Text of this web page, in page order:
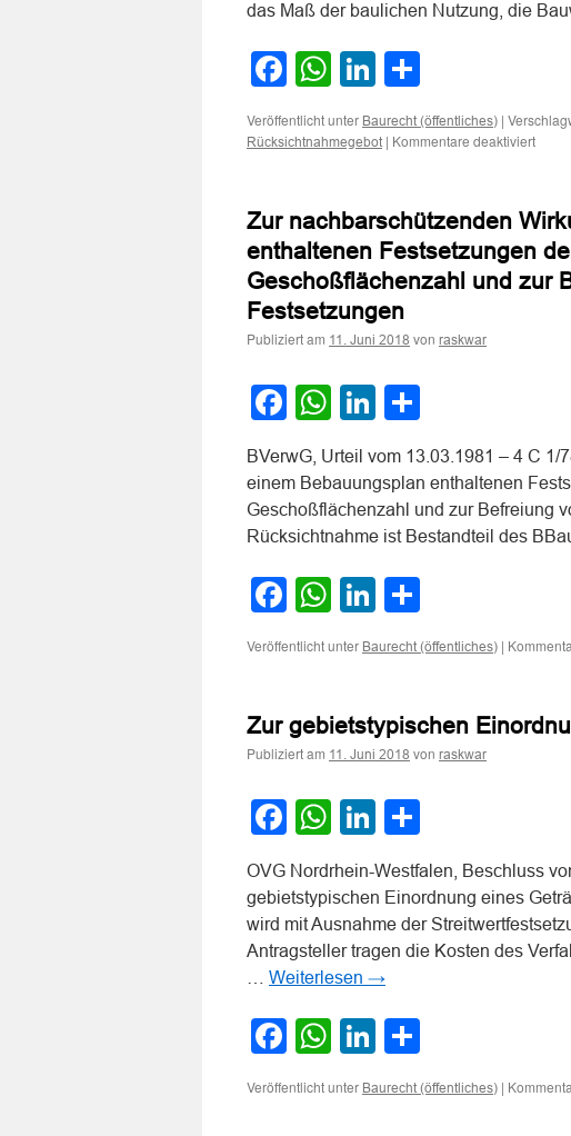
das Maß der baulichen Nutzung, die
Facebook
WhatsApp
LinkedIn
Veröffentlicht unter Baurecht (öffentliches) |
Rücksichtnahmegebot | Kommentare deaktiviertfür
durch
Art
Zur nachbarschützenden
enthaltenen Festsetzungen
Geschoßflächenzahl und zur
Festsetzungen
Publiziert am 11. Juni 2018 von raskwar
Facebook
WhatsApp
LinkedIn
BVerwG, Urteil vom 13.03.1981 – 4 C
einem Bebauungsplan enthaltenen
Geschoßflächenzahl und zur Befreiung
Rücksichtnahme ist Bestandteil des
Facebook
WhatsApp
LinkedIn
Veröffentlicht unter Baurecht (öffentliches) |
Zur gebietstypischen
Publiziert am 11. Juni 2018 von raskwar
Facebook
WhatsApp
LinkedIn
OVG Nordrhein-Westfalen, Beschluss
gebietstypischen Einordnung eines
wird mit Ausnahme der
Antragsteller tragen die Kosten des
Weiterlesen →
Facebook
WhatsApp
LinkedIn
Veröffentlicht unter Baurecht (öffentliches) |